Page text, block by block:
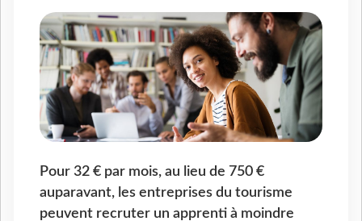
Pour 32 € par mois, au lieu de 750 €
auparavant, les entreprises du tourisme
peuvent recruter un apprenti à moindre